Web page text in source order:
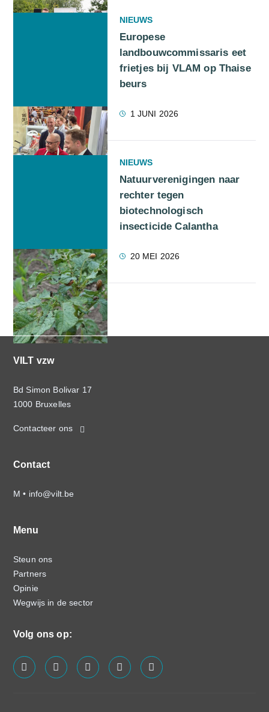
NIEUWS
Europese
landbouwcommissaris eet
frietjes bij VLAM op Thaise
beurs
1 JUNI 2026
NIEUWS
Natuurverenigingen naar
rechter tegen
biotechnologisch
insecticide Calantha
20 MEI 2026
VILT vzw
Bd Simon Bolivar 17
1000 Bruxelles
Contacteer ons
Contact
M • info@vilt.be
Menu
Steun ons
Partners
Opinie
Wegwijs in de sector
Volg ons op:
screenreader.visit us on our facebook page: https://
screenreader.visit us on our linkedin page:
screenreader.visit us on our
screenreader.visit us on our x
screenreader.visit us on